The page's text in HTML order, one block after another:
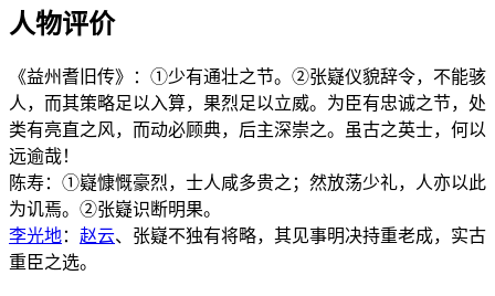
人物评价
《益州耆旧传》：①少有通壮之节。②张嶷仪貌辞令，不能骇
人，而其策略足以入算，果烈足以立威。为臣有忠诚之节，处
类有亮直之风，而动必顾典，后主深崇之。虽古之英士，何以
远逾哉！
陈寿：①嶷慷慨豪烈，士人咸多贵之；然放荡少礼，人亦以此
为讥焉。②张嶷识断明果。
李光地： 赵云、张嶷不独有将略，其见事明决持重老成，实古
重臣之选。